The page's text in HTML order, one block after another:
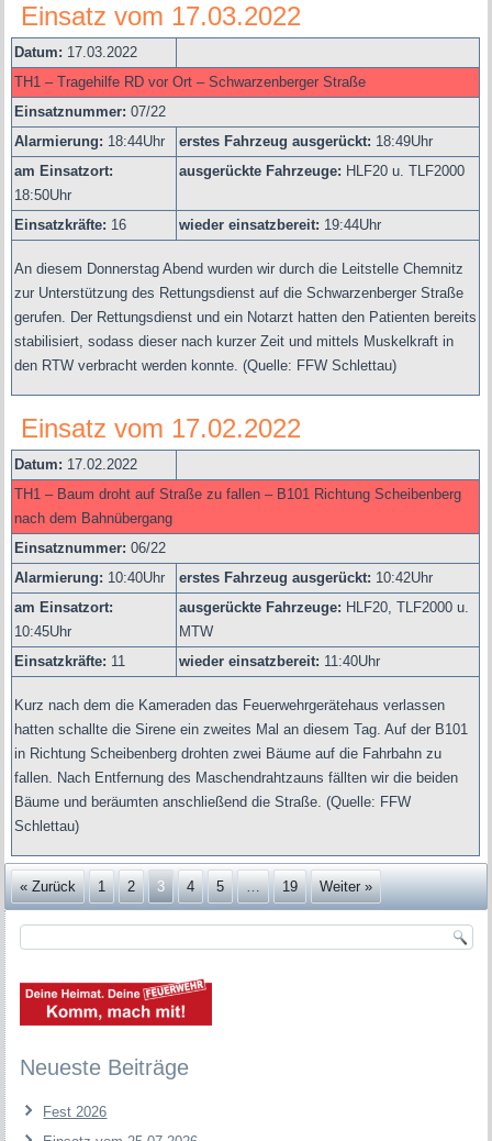
Einsatz vom 17.03.2022
Datum: 17.03.2022
TH1 – Tragehilfe RD vor Ort – Schwarzenberger Straße
Einsatznummer:07/22
Alarmierung: 18:44Uhr erstes Fahrzeug ausgerückt: 18:49Uhr
am Einsatzort:
18:50Uhr
ausgerückte Fahrzeuge: HLF20 u.TLF2000
Einsatzkräfte: 16 wieder einsatzbereit: 19:44Uhr
An diesem Donnerstag Abend wurden wir durch die Leitstelle Chemnitz
zur Unterstützung des Rettungsdienst auf die Schwarzenberger Straße
gerufen. Der Rettungsdienst und ein Notarzt hatten den Patienten bereits
stabilisiert, sodass dieser nach kurzer Zeit und mittels Muskelkraft in
den RTW verbracht werden konnte.(Quelle: FFW Schlettau)
Einsatz vom 17.02.2022
Datum: 17.02.2022
TH1 – Baum droht auf Straße zu fallen – B101 Richtung Scheibenberg
nach dem Bahnübergang
Einsatznummer:06/22
Alarmierung: 10:40Uhr erstes Fahrzeug ausgerückt: 10:42Uhr
am Einsatzort:
10:45Uhr
ausgerückte Fahrzeuge: HLF20,TLF2000 u.
MTW
Einsatzkräfte: 11 wieder einsatzbereit: 11:40Uhr
Kurz nach dem die Kameraden das Feuerwehrgerätehaus verlassen
hatten schallte die Sirene ein zweites Mal an diesem Tag. Auf der B101
in Richtung Scheibenberg drohten zwei Bäume auf die Fahrbahn zu
fallen. Nach Entfernung des Maschendrahtzauns fällten wir die beiden
Bäume und beräumten anschließend die Straße.(Quelle: FFW
Schlettau)
« Zurück 1 2 3 4 5 … 19 Weiter »
Neueste Beiträge
Fest 2026